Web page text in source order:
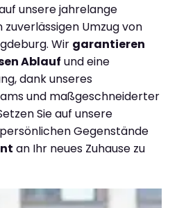
unsere jahrelange
Umzug von
Wir garantieren
Ablauf und eine
dank unseres
und maßgeschneiderter
Sie auf unsere
Gegenstände
an Ihr neues Zuhause zu